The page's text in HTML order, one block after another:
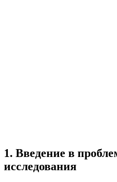
1. Введение в
исследования